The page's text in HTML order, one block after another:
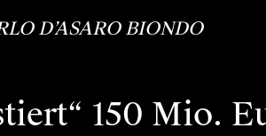
D’ASARO BIONDO
150 Mio.